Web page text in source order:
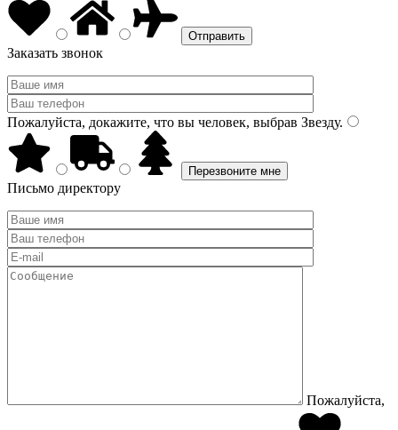
Заказать звонок
Пожалуйста, докажите, что вы человек, выбрав Звезду.
Письмо директору
Пожалуйста,